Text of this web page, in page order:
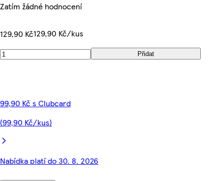
Zatím žádné hodnocení
129,90 Kč129,90 Kč/kus
Přidat
99,90 Kč s Clubcard
(99,90 Kč/kus)
Nabídka platí do 30. 8. 2026